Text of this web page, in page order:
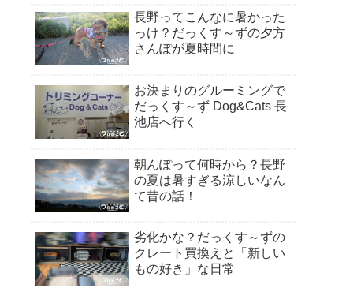
長野ってこんなに暑かった
っけ？だっくす～ずの夕方
さんぽが夏時間に
お決まりのグルーミングで
だっくす～ず Dog&Cats 長
池店へ行く
朝んぽって何時から？長野
の夏は暑すぎる涼しいなん
て昔の話！
劣化かな？だっくす～ずの
クレート買換えと「新しい
もの好き」な日常